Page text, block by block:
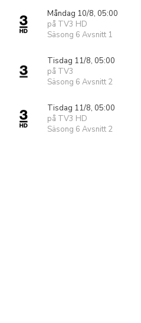
Måndag 10/8, 05:00
på TV3 HD
Säsong 6 Avsnitt 1
Tisdag 11/8, 05:00
på TV3
Säsong 6 Avsnitt 2
Tisdag 11/8, 05:00
på TV3 HD
Säsong 6 Avsnitt 2